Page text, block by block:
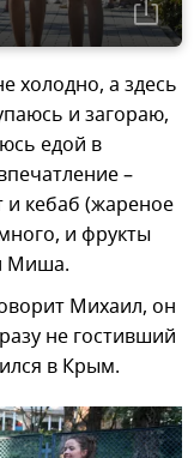
холодно, а здесь
и загораю,
едой в
–
и кебаб (жареное
и фрукты
Миша.
Михаил, он
не гостивший
в Крым.